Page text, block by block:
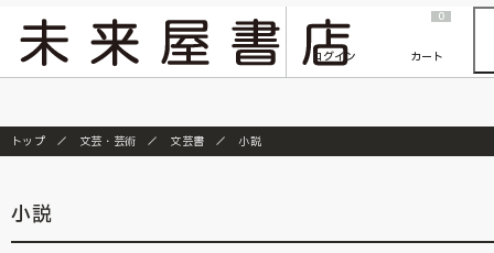
『ONE PIECE magazine 021 ONE PIECEカード付き同梱版』発売延期のご案内
ログイン
0
カート
トップ 文芸・芸術 文芸書 小説
小説